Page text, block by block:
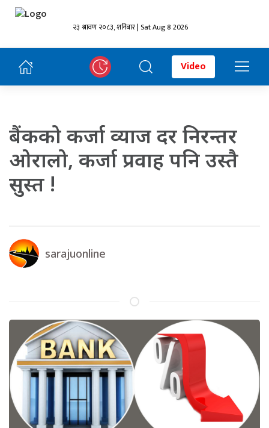
२३ श्रावण २०८३, शनिबार | Sat Aug 8 2026
Video
बैंकको कर्जा व्याज दर निरन्तर
ओरालो, कर्जा प्रवाह पनि उस्तै
सुस्त !
sarajuonline